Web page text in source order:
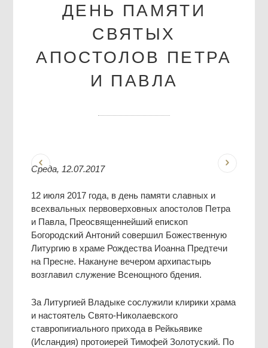
ДЕНЬ ПАМЯТИ
СВЯТЫХ
АПОСТОЛОВ ПЕТРА
И ПАВЛА
Среда, 12.07.2017
12 июля 2017 года, в день памяти славных и
всехвальных первоверховных апостолов Петра
и Павла, Преосвященнейший епископ
Богородский Антоний совершил Божественную
Литургию в храме Рождества Иоанна Предтечи
на Пресне. Накануне вечером архипастырь
возглавил служение Всенощного бдения.
За Литургией Владыке сослужили клирики храма
и настоятель Свято-Николаевского
ставропигиального прихода в Рейкьявике
(Исландия) протоиерей Тимофей Золотуский. По